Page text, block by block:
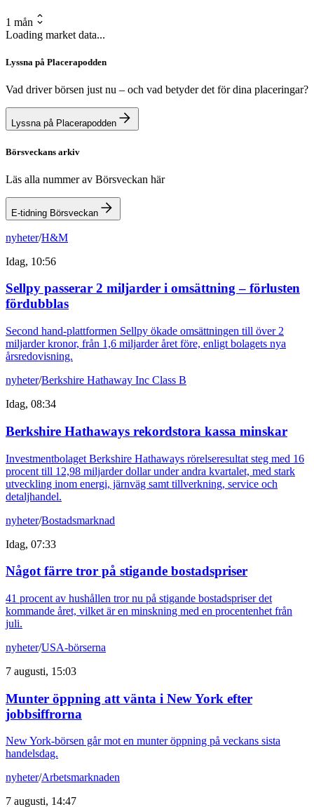
1 mån
Loading market data...
Lyssna på Placerapodden
Vad driver börsen just nu – och vad betyder det för dina placeringar?
Lyssna på Placerapodden
Börsveckans arkiv
Läs alla nummer av Börsveckan här
E-tidning Börsveckan
nyheter/H&M
Idag, 10:56
Sellpy passerar 2 miljarder i omsättning – förlusten
fördubblas
Second hand-plattformen Sellpy ökade omsättningen till över 2
miljarder kronor, från 1,6 miljarder året före, enligt bolagets nya
årsredovisning.
nyheter/Berkshire Hathaway Inc Class B
Idag, 08:34
Berkshire Hathaways rekordstora kassa minskar
Investmentbolaget Berkshire Hathaways rörelseresultat steg med 16
procent till 12,98 miljarder dollar under andra kvartalet, med stark
utveckling inom energi, järnväg samt tillverkning, service och
detaljhandel.
nyheter/Bostadsmarknad
Idag, 07:33
Något färre tror på stigande bostadspriser
41 procent av hushållen tror nu på stigande bostadspriser det
kommande året, vilket är en minskning med en procentenhet från
juli.
nyheter/USA-börserna
7 augusti, 15:03
Munter öppning att vänta i New York efter
jobbsiffrorna
New York-börsen går mot en munter öppning på veckans sista
handelsdag.
nyheter/Arbetsmarknaden
7 augusti, 14:47